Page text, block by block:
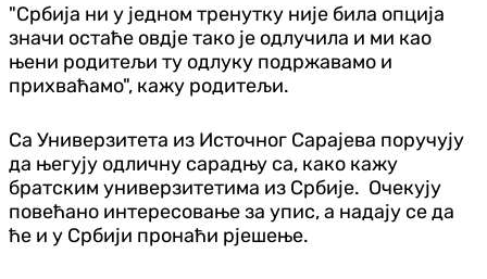
"Србија ни у једном тренутку није била опција
значи остаће овдје тако је одлучила и ми као
њени родитељи ту одлуку подржавамо и
прихваћамо", кажу родитељи.
Са Универзитета из Источног Сарајева поручују
да његују одличну сарадњу са, како кажу
братским универзитетима из Србије. Очекују
повећано интересовање за упис, а надају се да
ће и у Србији пронаћи рјешење.